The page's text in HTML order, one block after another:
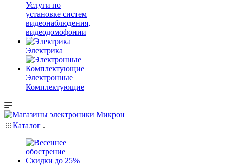
Услуги по
установке систем
видеонаблюдения,
видеодомофонии
Электрика
Электронные
Комплектующие
Каталог